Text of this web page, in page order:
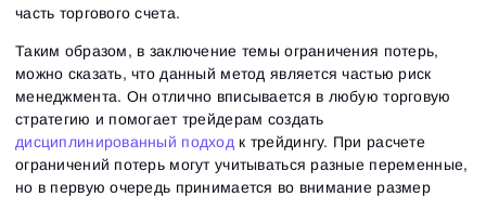
часть торгового счета.
Таким образом, в заключение темы ограничения потерь,
можно сказать, что данный метод является частью риск
менеджмента. Он отлично вписывается в любую торговую
стратегию и помогает трейдерам создать
дисциплинированный подход к трейдингу. При расчете
ограничений потерь могут учитываться разные переменные,
но в первую очередь принимается во внимание размер